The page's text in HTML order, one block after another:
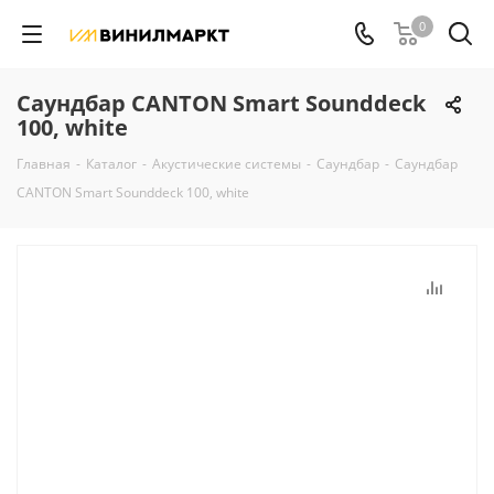
0
Саундбар CANTON Smart Sounddeck
100, white
Главная - Каталог - Акустические системы - Саундбар - Саундбар
CANTON Smart Sounddeck 100, white